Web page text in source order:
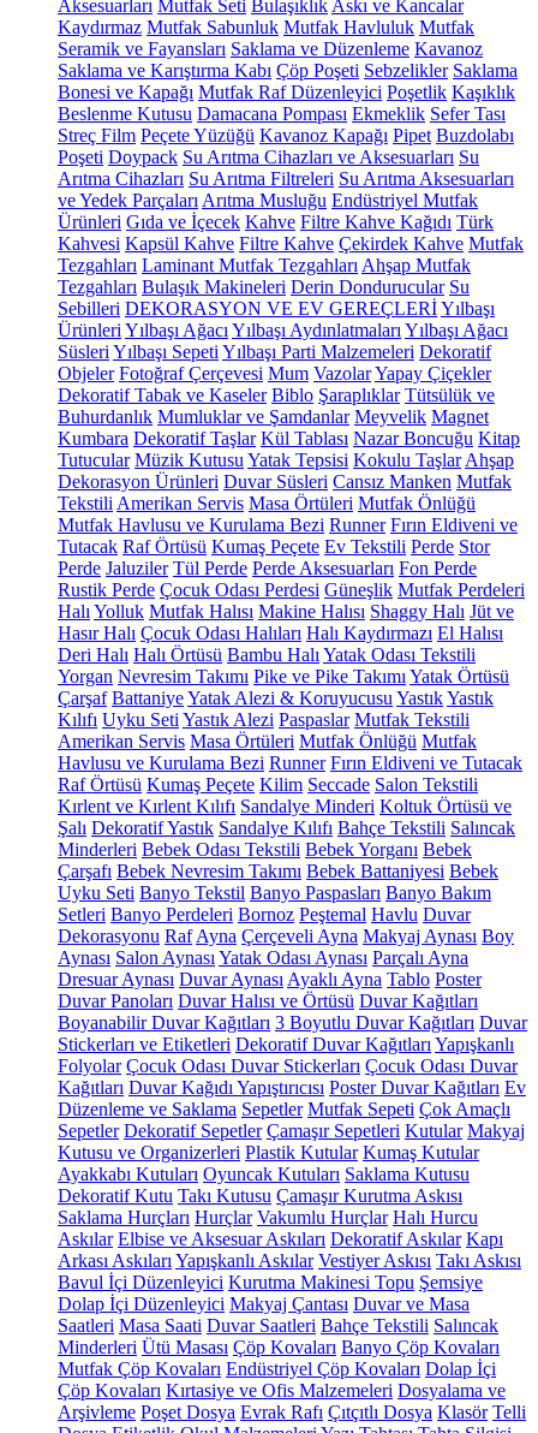
Aksesuarları Mutfak Seti Bulaşıklık Askı ve Kancalar
Kaydırmaz Mutfak Sabunluk Mutfak Havluluk Mutfak
Seramik ve Fayansları Saklama ve Düzenleme Kavanoz
Saklama ve Karıştırma Kabı Çöp Poşeti Sebzelikler Saklama
Bonesi ve Kapağı Mutfak Raf Düzenleyici Poşetlik Kaşıklık
Beslenme Kutusu Damacana Pompası Ekmeklik Sefer Tası
Streç Film Peçete Yüzüğü Kavanoz Kapağı Pipet Buzdolabı
Poşeti Doypack Su Arıtma Cihazları ve Aksesuarları Su
Arıtma Cihazları Su Arıtma Filtreleri Su Arıtma Aksesuarları
ve Yedek Parçaları Arıtma Musluğu Endüstriyel Mutfak
Ürünleri Gıda ve İçecek Kahve Filtre Kahve Kağıdı Türk
Kahvesi Kapsül Kahve Filtre Kahve Çekirdek Kahve Mutfak
Tezgahları Laminant Mutfak Tezgahları Ahşap Mutfak
Tezgahları Bulaşık Makineleri Derin Dondurucular Su
Sebilleri DEKORASYON VE EV GEREÇLERİYılbaşı
Ürünleri Yılbaşı Ağacı Yılbaşı Aydınlatmaları Yılbaşı Ağacı
Süsleri Yılbaşı Sepeti Yılbaşı Parti Malzemeleri Dekoratif
Objeler Fotoğraf Çerçevesi Mum VazolarYapay Çiçekler
Dekoratif Tabak ve Kaseler Biblo Şaraplıklar Tütsülük ve
Buhurdanlık Mumluklar ve Şamdanlar Meyvelik Magnet
Kumbara Dekoratif Taşlar Kül Tablası Nazar Boncuğu Kitap
Tutucular Müzik Kutusu Yatak Tepsisi Kokulu Taşlar Ahşap
Dekorasyon Ürünleri Duvar Süsleri Cansız Manken Mutfak
Tekstili Amerikan Servis Masa Örtüleri Mutfak Önlüğü
Mutfak Havlusu ve Kurulama Bezi Runner Fırın Eldiveni ve
Tutacak Raf Örtüsü Kumaş Peçete Ev Tekstili Perde Stor
Perde Jaluziler Tül Perde Perde Aksesuarları Fon Perde
Rustik Perde Çocuk Odası Perdesi Güneşlik Mutfak Perdeleri
Halı Yolluk Mutfak Halısı Makine Halısı Shaggy Halı Jüt ve
Hasır Halı Çocuk Odası Halıları Halı Kaydırmazı El Halısı
Deri Halı Halı Örtüsü Bambu Halı Yatak Odası Tekstili
Yorgan Nevresim Takımı Pike ve Pike Takımı Yatak Örtüsü
Çarşaf BattaniyeYatak Alezi & Koruyucusu YastıkYastık
Kılıfı Uyku Seti Yastık Alezi Paspaslar Mutfak Tekstili
Amerikan Servis Masa Örtüleri Mutfak Önlüğü Mutfak
Havlusu ve Kurulama Bezi Runner Fırın Eldiveni ve Tutacak
Raf Örtüsü Kumaş Peçete Kilim Seccade Salon Tekstili
Kırlent ve Kırlent Kılıfı Sandalye Minderi Koltuk Örtüsü ve
Şalı Dekoratif Yastık Sandalye Kılıfı Bahçe Tekstili Salıncak
Minderleri Bebek Odası Tekstili Bebek Yorganı Bebek
Çarşafı Bebek Nevresim Takımı Bebek Battaniyesi Bebek
Uyku Seti Banyo Tekstil Banyo Paspasları Banyo Bakım
Setleri Banyo Perdeleri Bornoz Peştemal Havlu Duvar
Dekorasyonu Raf Ayna Çerçeveli Ayna Makyaj Aynası Boy
Aynası Salon Aynası Yatak Odası Aynası Parçalı Ayna
Dresuar Aynası Duvar Aynası Ayaklı Ayna Tablo Poster
Duvar Panoları Duvar Halısı ve Örtüsü Duvar Kağıtları
Boyanabilir Duvar Kağıtları 3 Boyutlu Duvar Kağıtları Duvar
Stickerları ve Etiketleri Dekoratif Duvar Kağıtları Yapışkanlı
Folyolar Çocuk Odası Duvar Stickerları Çocuk Odası Duvar
Kağıtları Duvar Kağıdı Yapıştırıcısı Poster Duvar Kağıtları Ev
Düzenleme ve Saklama Sepetler Mutfak Sepeti Çok Amaçlı
Sepetler Dekoratif Sepetler Çamaşır Sepetleri Kutular Makyaj
Kutusu ve Organizerleri Plastik Kutular Kumaş Kutular
Ayakkabı Kutuları Oyuncak Kutuları Saklama Kutusu
Dekoratif Kutu Takı Kutusu Çamaşır Kurutma Askısı
Saklama Hurçları Hurçlar Vakumlu Hurçlar Halı Hurcu
Askılar Elbise ve Aksesuar Askıları Dekoratif Askılar Kapı
Arkası Askıları Yapışkanlı Askılar Vestiyer Askısı Takı Askısı
Bavul İçi Düzenleyici Kurutma Makinesi Topu Şemsiye
Dolap İçi Düzenleyici Makyaj Çantası Duvar ve Masa
Saatleri Masa Saati Duvar Saatleri Bahçe Tekstili Salıncak
Minderleri Ütü Masası Çöp Kovaları Banyo Çöp Kovaları
Mutfak Çöp Kovaları Endüstriyel Çöp Kovaları Dolap İçi
Çöp Kovaları Kırtasiye ve Ofis Malzemeleri Dosyalama ve
Arşivleme Poşet Dosya Evrak Rafı Çıtçıtlı Dosya Klasör Telli